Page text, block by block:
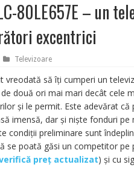
80LE657E – un
excentrici
Televizoare
vreodată să îți cumperi un
două ori mai mari decât cele
şi le permit. Este adevărat
imensă, dar şi nişte fonduri
condiţii preliminare sunt
se poată găsi un competitor pe
preț actualizat) și cu